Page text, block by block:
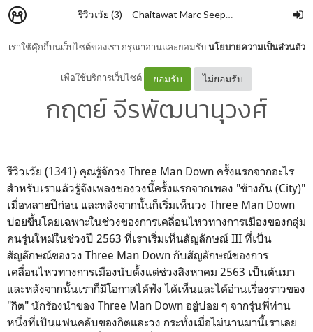
เราใช้คุ๊กกี้บนเว็บไซต์ของเรา กรุณาอ่านและยอมรับนโยบายความเป็นส่วนตัว
เพื่อใช้บริการเว็บไซต์ ยอมรับ ไม่ยอมรับ
รีวิวเว้ย (3) – Chaitawat Marc Seephongsai
167 เฉพาะกิต (พิมพ์ 2) By
กฤตย์ จีรพัฒนานุวงศ์
รีวิวเว้ย (1341) คุณรู้จักวง Three Man Down ครั้งแรกจากอะไร
สำหรับเราแล้วรู้จังเพลงของวงนี้ครั้งแรกจากเพลง "ข้างกัน (City)"
เมื่อหลายปีก่อน และหลังจากนั้นก็เริ่มเห็นวง Three Man Down
บ่อยขึ้นโดยเฉพาะในช่วงของการเคลื่อนไหวทางการเมืองของกลุ่ม
คนรุ่นใหม่ในช่วงปี 2563 ที่เราเริ่มเห็นสัญลักษณ์ III ที่เป็น
สัญลักษณ์ของวง Three Man Down กับสัญลักษณ์ของการ
เคลื่อนไหวทางการเมืองนับตั้งแต่ช่วงสิงหาคม 2563 เป็นต้นมา
และหลังจากนั้นเราก็มีโอกาสได้ฟัง ได้เห็นและได้อ่านเรื่องราวของ
"กิต" นักร้องนำของ Three Man Down อยู่บ่อย ๆ จากรุ่นพี่ท่าน
หนึ่งที่เป็นแฟนคลับของกิตและวง กระทั่งเมื่อไม่นานมานี้เราเลย